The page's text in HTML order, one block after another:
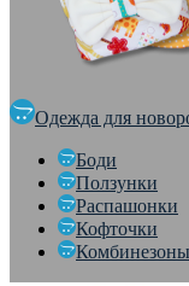
Одежда для
Боди
Ползунки
Распашонки
Кофточки
Комбинезоны